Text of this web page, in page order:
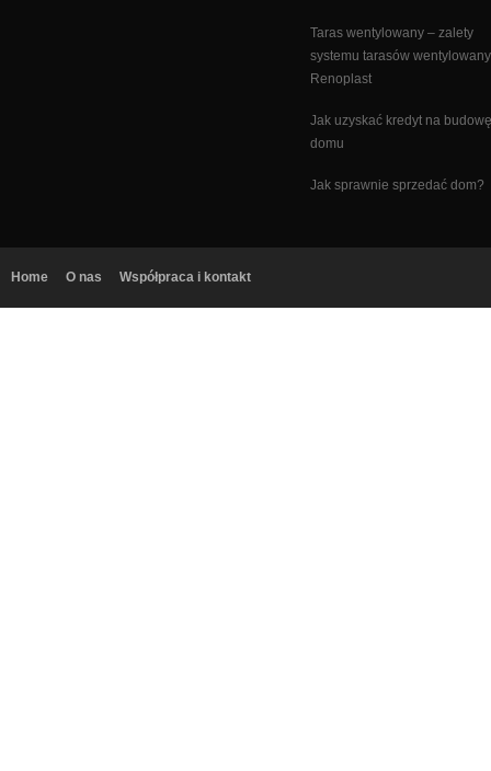
Taras wentylowany – zalety
systemu tarasów
Renoplast
Jak uzyskać kredyt na budowę
domu
Jak sprawnie sprzedać dom?
Home O nas Współpraca i kontakt